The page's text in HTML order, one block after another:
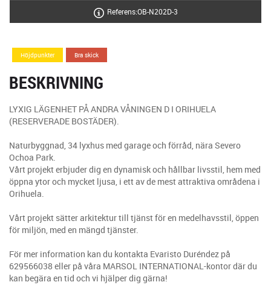
Referens:OB-N202D-3
Höjdpunkter Bra skick
BESKRIVNING
LYXIG LÄGENHET PÅ ANDRA VÅNINGEN D I ORIHUELA
(RESERVERADE BOSTÄDER).
Naturbyggnad, 34 lyxhus med garage och förråd, nära Severo
Ochoa Park.
Vårt projekt erbjuder dig en dynamisk och hållbar livsstil, hem med
öppna ytor och mycket ljusa, i ett av de mest attraktiva områdena i
Orihuela.
Vårt projekt sätter arkitektur till tjänst för en medelhavsstil, öppen
för miljön, med en mängd tjänster.
För mer information kan du kontakta Evaristo Duréndez på
629566038 eller på våra MARSOL INTERNATIONAL-kontor där du
kan begära en tid och vi hjälper dig gärna!